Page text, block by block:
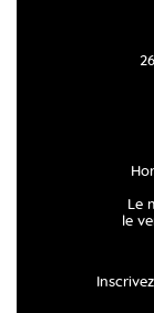
Le
le